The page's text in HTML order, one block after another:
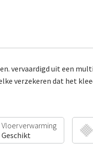
vervaardigd uit een
verzekeren dat het
Vloerverwarming
Geschikt